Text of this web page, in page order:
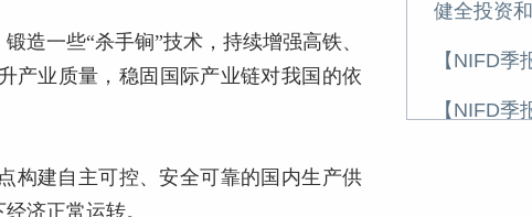
造一些“杀手锏”技术，持续增强高铁、
产业质量，稳固国际产业链对我国的依
构建自主可控、安全可靠的国内生产供
济正常运转。
需关注股